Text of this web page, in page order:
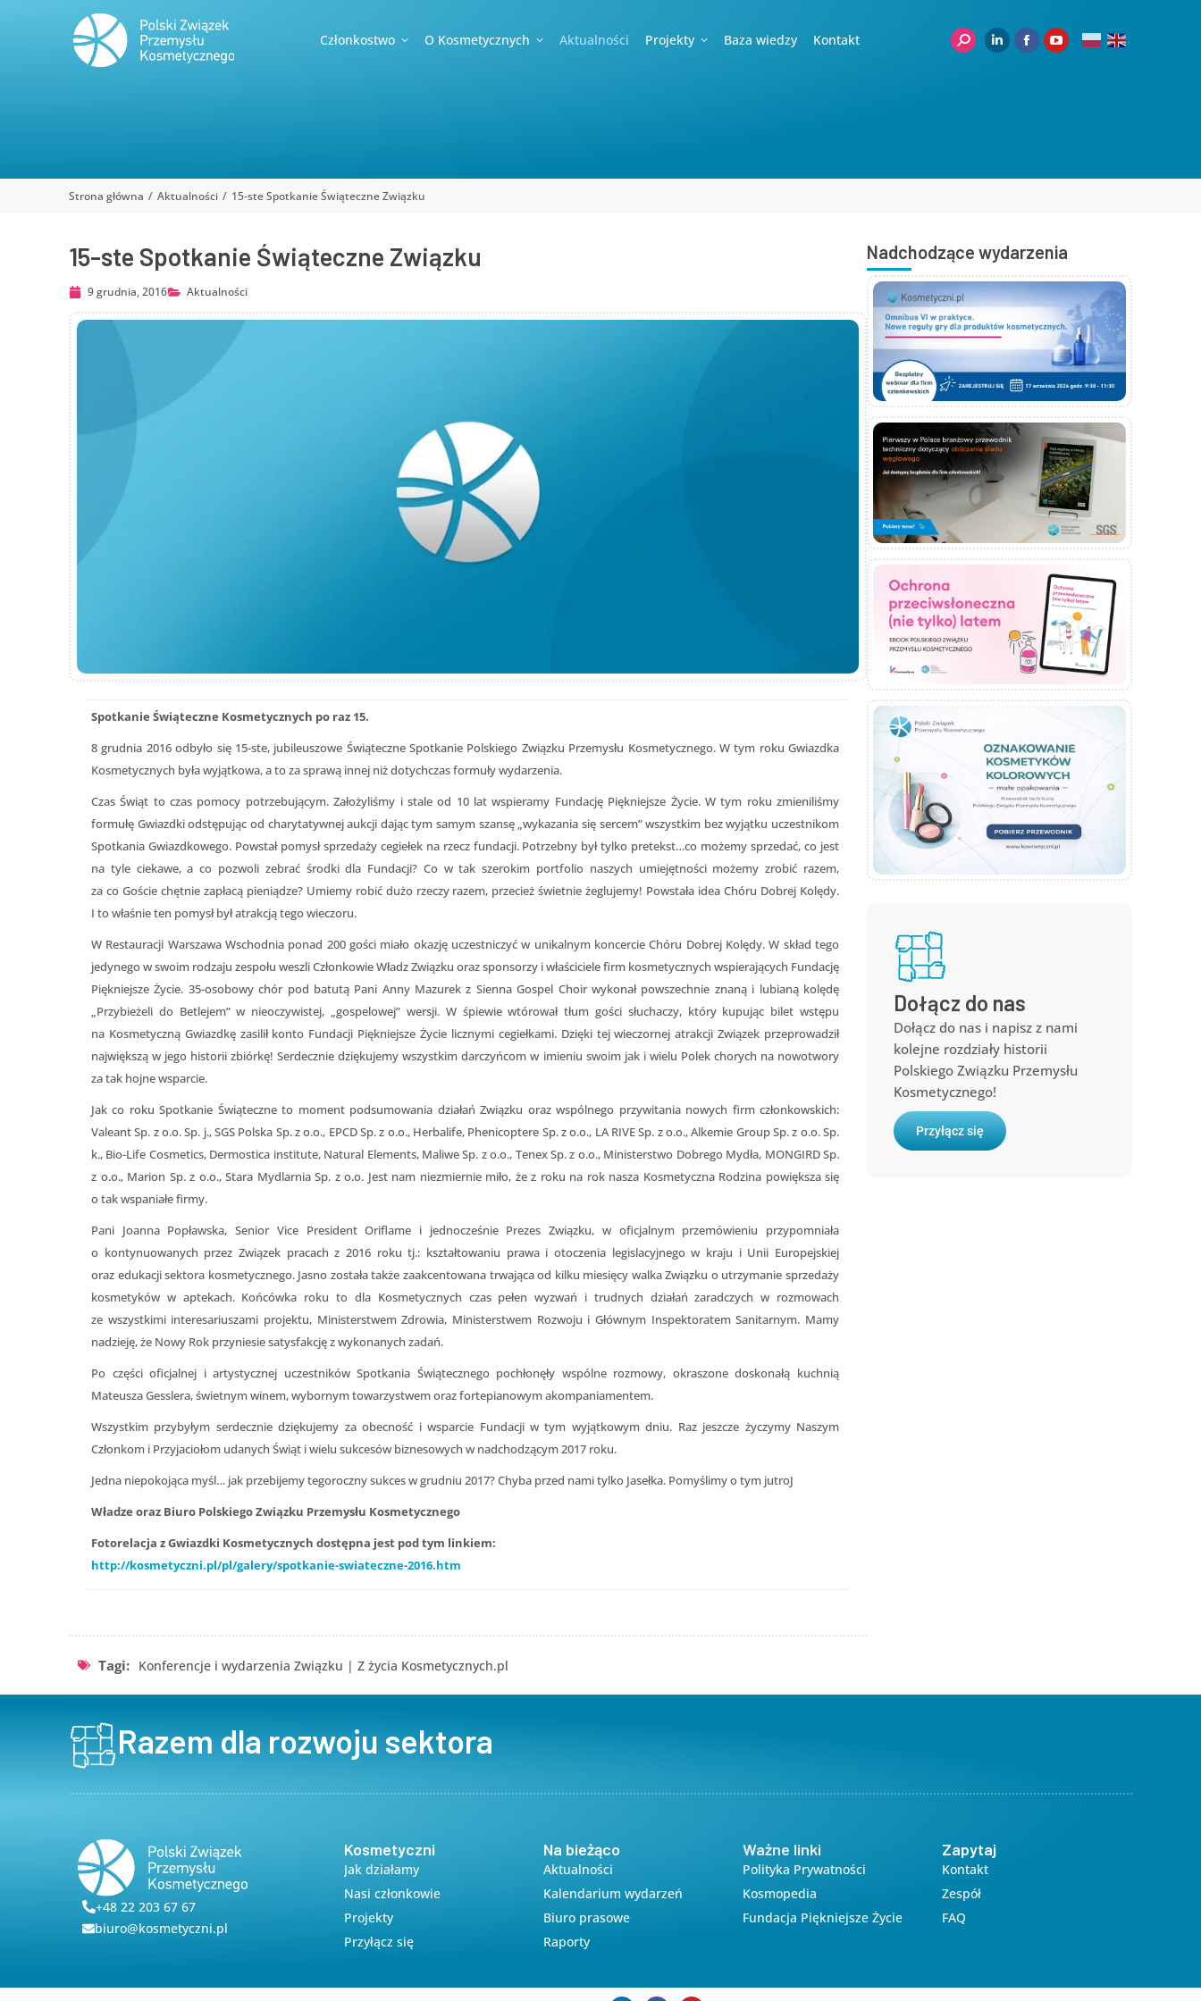
Członkostwo O Kosmetycznych Aktualności Projekty Baza wiedzy Kontakt
Jesteś tutaj:
Strona główna Aktualności 15-ste Spotkanie Świąteczne Związku
15-ste Spotkanie Świąteczne Związku
9 grudnia, 2016 Aktualności
Spotkanie Świąteczne Kosmetycznych po raz 15.
8 grudnia 2016 odbyło się 15-ste, jubileuszowe Świąteczne Spotkanie Polskiego Związku Przemysłu Kosmetycznego. W tym roku Gwiazdka
Kosmetycznych była wyjątkowa, a to za sprawą innej niż dotychczas formuły wydarzenia.
Czas Świąt to czas pomocy potrzebującym. Założyliśmy i stale od 10 lat wspieramy Fundację Piękniejsze Życie. W tym roku zmieniliśmy
formułę Gwiazdki odstępując od charytatywnej aukcji dając tym samym szansę „wykazania się sercem” wszystkim bez wyjątku uczestnikom
Spotkania Gwiazdkowego. Powstał pomysł sprzedaży cegiełek na rzecz fundacji. Potrzebny był tylko pretekst…co możemy sprzedać, co jest
na tyle ciekawe, a co pozwoli zebrać środki dla Fundacji? Co w tak szerokim portfolio naszych umiejętności możemy zrobić razem,
za co Goście chętnie zapłacą pieniądze? Umiemy robić dużo rzeczy razem, przecież świetnie żeglujemy! Powstała idea Chóru Dobrej Kolędy.
I to właśnie ten pomysł był atrakcją tego wieczoru.
W Restauracji Warszawa Wschodnia ponad 200 gości miało okazję uczestniczyć w unikalnym koncercie Chóru Dobrej Kolędy. W skład tego
jedynego w swoim rodzaju zespołu weszli Członkowie Władz Związku oraz sponsorzy i właściciele firm kosmetycznych wspierających Fundację
Piękniejsze Życie. 35-osobowy chór pod batutą Pani Anny Mazurek z Sienna Gospel Choir wykonał powszechnie znaną i lubianą kolędę
„Przybieżeli do Betlejem” w nieoczywistej, „gospelowej” wersji. W śpiewie wtórował tłum gości słuchaczy, który kupując bilet wstępu
na Kosmetyczną Gwiazdkę zasilił konto Fundacji Piękniejsze Życie licznymi cegiełkami. Dzięki tej wieczornej atrakcji Związek przeprowadził
największą w jego historii zbiórkę! Serdecznie dziękujemy wszystkim darczyńcom w imieniu swoim jak i wielu Polek chorych na nowotwory
za tak hojne wsparcie.
Jak co roku Spotkanie Świąteczne to moment podsumowania działań Związku oraz wspólnego przywitania nowych firm członkowskich:
Valeant Sp. z o.o. Sp. j., SGS Polska Sp. z o.o., EPCD Sp. z o.o., Herbalife, Phenicoptere Sp. z o.o., LA RIVE Sp. z o.o., Alkemie Group Sp. z o.o. Sp.
k., Bio-Life Cosmetics, Dermostica institute, Natural Elements, Maliwe Sp. z o.o., Tenex Sp. z o.o., Ministerstwo Dobrego Mydła, MONGIRD Sp.
z o.o., Marion Sp. z o.o., Stara Mydlarnia Sp. z o.o. Jest nam niezmiernie miło, że z roku na rok nasza Kosmetyczna Rodzina powiększa się
o tak wspaniałe firmy.
Pani Joanna Popławska, Senior Vice President Oriflame i jednocześnie Prezes Związku, w oficjalnym przemówieniu przypomniała
o kontynuowanych przez Związek pracach z 2016 roku tj.: kształtowaniu prawa i otoczenia legislacyjnego w kraju i Unii Europejskiej
oraz edukacji sektora kosmetycznego. Jasno została także zaakcentowana trwająca od kilku miesięcy walka Związku o utrzymanie sprzedaży
kosmetyków w aptekach. Końcówka roku to dla Kosmetycznych czas pełen wyzwań i trudnych działań zaradczych w rozmowach
ze wszystkimi interesariuszami projektu, Ministerstwem Zdrowia, Ministerstwem Rozwoju i Głównym Inspektoratem Sanitarnym. Mamy
nadzieję, że Nowy Rok przyniesie satysfakcję z wykonanych zadań.
Po części oficjalnej i artystycznej uczestników Spotkania Świątecznego pochłonęły wspólne rozmowy, okraszone doskonałą kuchnią
Mateusza Gesslera, świetnym winem, wybornym towarzystwem oraz fortepianowym akompaniamentem.
Wszystkim przybyłym serdecznie dziękujemy za obecność i wsparcie Fundacji w tym wyjątkowym dniu. Raz jeszcze życzymy Naszym
Członkom i Przyjaciołom udanych Świąt i wielu sukcesów biznesowych w nadchodzącym 2017 roku.
Jedna niepokojąca myśl… jak przebijemy tegoroczny sukces w grudniu 2017? Chyba przed nami tylko Jasełka. Pomyślimy o tym jutroJ
Władze oraz Biuro Polskiego Związku Przemysłu Kosmetycznego
Fotorelacja z Gwiazdki Kosmetycznych dostępna jest pod tym linkiem:
http://kosmetyczni.pl/pl/galery/spotkanie-swiateczne-2016.htm
Tagi: Konferencje i wydarzenia Związku | Z życia Kosmetycznych.pl
Nadchodzące wydarzenia
Dołącz do nas
Dołącz do nas i napisz z nami
kolejne rozdziały historii
Polskiego Związku Przemysłu
Kosmetycznego!
Przyłącz się
Razem dla rozwoju sektora
+48 22 203 67 67
biuro@kosmetyczni.pl
Kosmetyczni
Jak działamy
Nasi członkowie
Projekty
Przyłącz się
Na bieżąco
Aktualności
Kalendarium wydarzeń
Biuro prasowe
Raporty
Ważne linki
Polityka Prywatności
Kosmopedia
Fundacja Piękniejsze Życie
Zapytaj
Kontakt
Zespół
FAQ